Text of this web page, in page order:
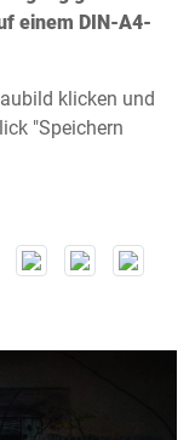
einem DIN-A4-
klicken und
"Speichern